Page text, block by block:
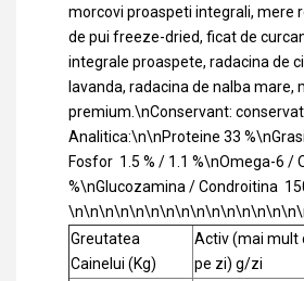
morcovi proaspeti integrali, mere
de pui freeze-dried, ficat de
integrale proaspete, radacina de
lavanda, radacina de nalba
premium.\nConservant:
Analitica:\n\nProteine 33
Fosfor 1.5 % / 1.1 %\nOmega-6 /
%\nGlucozamina / Condroitina
Greutatea
Cainelui (Kg)
Activ (mai mult
pe zi) g/zi